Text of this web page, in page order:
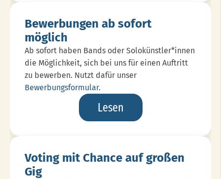
Bewerbungen ab sofort
möglich
Ab sofort haben Bands oder Solokünstler*innen
die Möglichkeit, sich bei uns für einen Auftritt
zu bewerben. Nutzt dafür unser
Bewerbungsformular.
Lesen
Bewerbungen
Ab
Voting mit Chance auf großen
Gig